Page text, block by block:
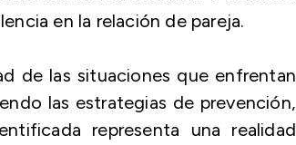
en la relación de pareja.
de las situaciones que enfrentan
las estrategias de prevención,
representa una realidad